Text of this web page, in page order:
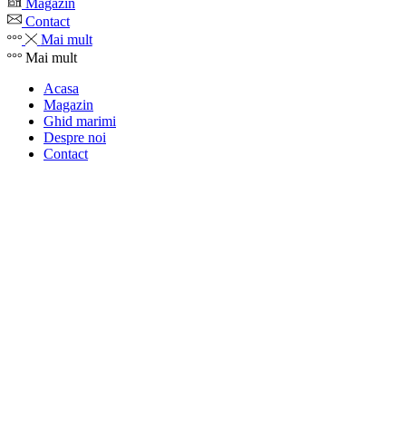
Magazin
Contact
Mai mult
Mai mult
Acasa
Magazin
Ghid marimi
Despre noi
Contact